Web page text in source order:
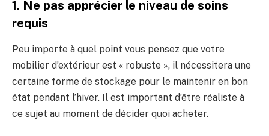
1. Ne pas apprécier le niveau de soins
requis
Peu importe à quel point vous pensez que votre
mobilier d’extérieur est « robuste », il nécessitera une
certaine forme de stockage pour le maintenir en bon
état pendant l’hiver. Il est important d’être réaliste à
ce sujet au moment de décider quoi acheter.